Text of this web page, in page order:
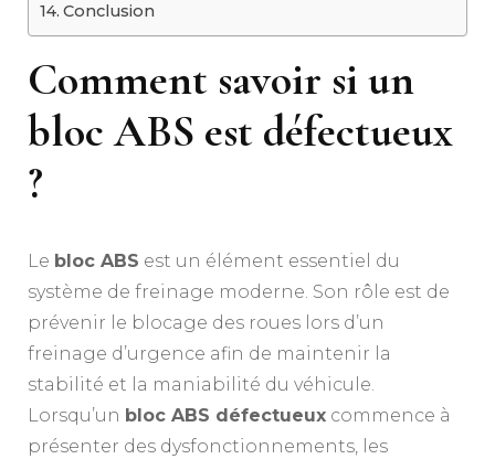
Conclusion
Comment savoir si un
bloc ABS est défectueux
?
Le bloc ABS est un élément essentiel du
système de freinage moderne. Son rôle est de
prévenir le blocage des roues lors d’un
freinage d’urgence afin de maintenir la
stabilité et la maniabilité du véhicule.
Lorsqu’un bloc ABS défectueux commence à
présenter des dysfonctionnements, les